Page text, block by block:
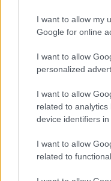
I want to allow my
Google for online
I want to allow
personalized
I want to allow
related to
device identifiers in
I want to allow
related to
Το Υπουργείο
απαραίτητες
Η έγκαιρη
καθώς η παράταση
υλοποίησης των